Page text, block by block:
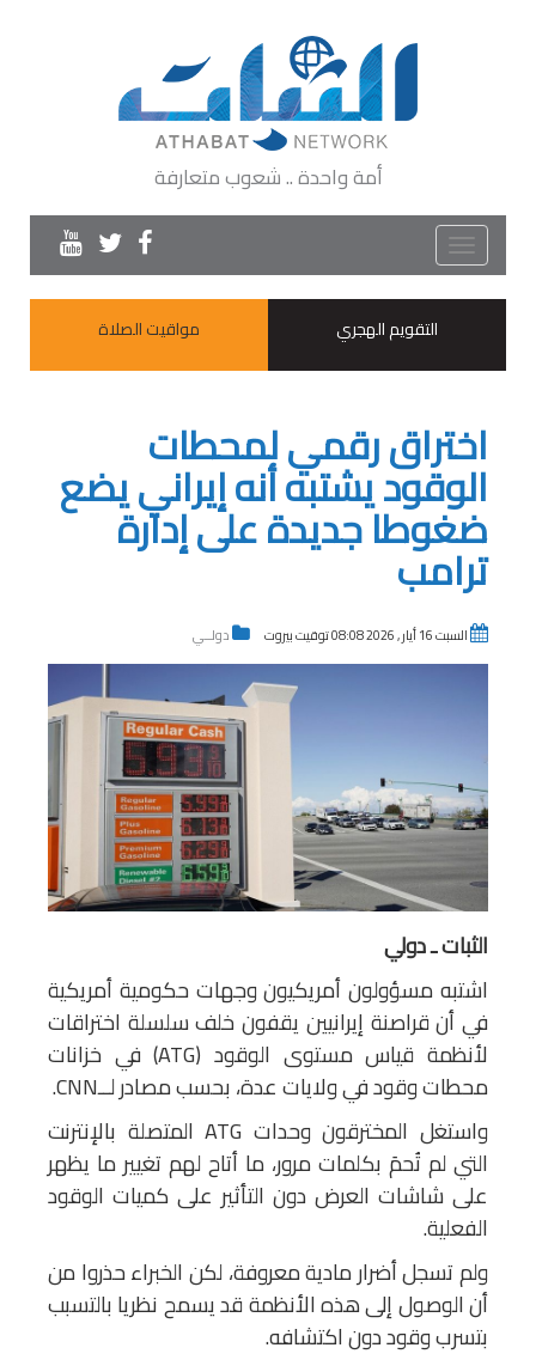
أمة واحدة .. شعوب متعارفة
Toggle
navigation
التقويم الهجري
مواقيت الصلاة
اختراق رقمي لمحطات
الوقود يشتبه أنه إيراني يضع
ضغوطا جديدة على إدارة
ترامب
السبت 16 أيار , 2026 08:08 توقيت بيروت دولــي
الثبات ـ دولي
اشتبه مسؤولون أمريكيون وجهات حكومية أمريكية
في أن قراصنة إيرانيين يقفون خلف سلسلة اختراقات
لأنظمة قياس مستوى الوقود (ATG) في خزانات
محطات وقود في ولايات عدة، بحسب مصادر لــCNN.
واستغل المخترقون وحدات ATG المتصلة بالإنترنت
التي لم تُحمَ بكلمات مرور، ما أتاح لهم تغيير ما يظهر
على شاشات العرض دون التأثير على كميات الوقود
الفعلية.
ولم تسجل أضرار مادية معروفة، لكن الخبراء حذروا من
أن الوصول إلى هذه الأنظمة قد يسمح نظريا بالتسبب
بتسرب وقود دون اكتشافه.